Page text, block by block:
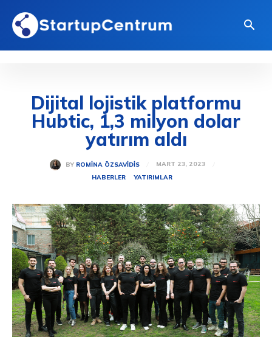
Dijital lojistik platformu
Hubtic, 1,3 milyon dolar
yatırım aldı
BY ROMINA ÖZSAVIDIS
MART 23, 2023
HABERLER
YATIRIMLAR